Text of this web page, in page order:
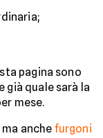
pagina sono
già quale sarà la
mese.
ma anche furgoni